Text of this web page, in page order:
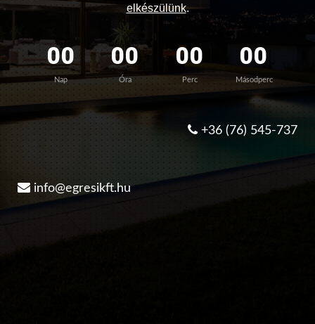
elkészülünk.
00
Nap
00
Óra
00
Perc
00
Másodperc
+36 (76) 545-737
info@egresikft.hu